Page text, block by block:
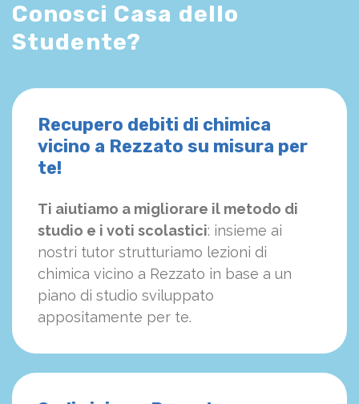
Conosci Casa dello
Studente?
Recupero debiti di chimica
vicino a Rezzato su misura per
te!
Ti aiutiamo a migliorare il metodo di
studio e i voti scolastici: insieme ai
nostri tutor strutturiamo lezioni di
chimica vicino a Rezzato in base a un
piano di studio sviluppato
appositamente per te.